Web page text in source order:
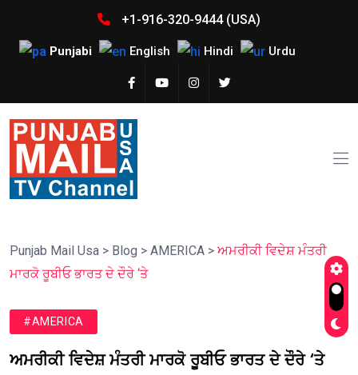
+1-916-320-9444 (USA)
Punjabi English Hindi Urdu
Punjab Mail Usa > Blog > AMERICA > ਅਮਰੀਕੀ ਵਿਦੇਸ਼ ਮੰਤਰੀ
ਮਾਰਕੋ ਰੂਬੀਓ ਭਾਰਤ ਦੇ ਦੌਰੇ ‘ਤੇ
#AMERICA
ਅਮਰੀਕੀ ਵਿਦੇਸ਼ ਮੰਤਰੀ ਮਾਰਕੋ ਰੂਬੀਓ ਭਾਰਤ ਦੇ ਦੌਰੇ ‘ਤੇ